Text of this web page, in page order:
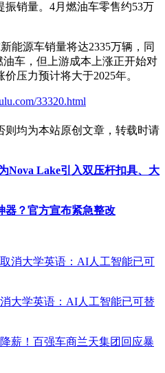
销量。4月燃油车零售约53万
能源车销量将达2335万辆，同
油车，但上游成本上涨正开始对
压力预计将大于2025年。
33320.html
则均为本站原创文章，转载时请
Nova Lake引入双压杆扣具、大
器？官方宣布紧急整改
大学英语：AI人工智能已可替